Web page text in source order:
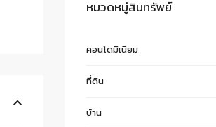
หมวดหมู่สินทรัพย์
คอนโดมิเนียม
ที่ดิน
บ้าน